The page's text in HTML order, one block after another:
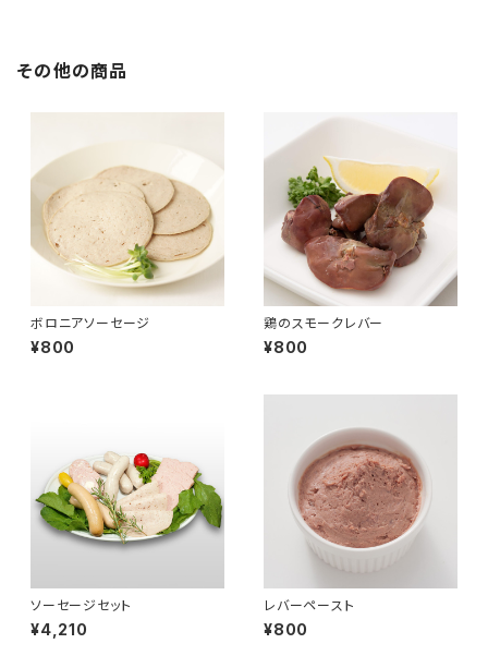
その他の商品
ボロニアソーセージ
¥800
鶏のスモークレバー
¥800
ソーセージセット
¥4,210
レバーペースト
¥800